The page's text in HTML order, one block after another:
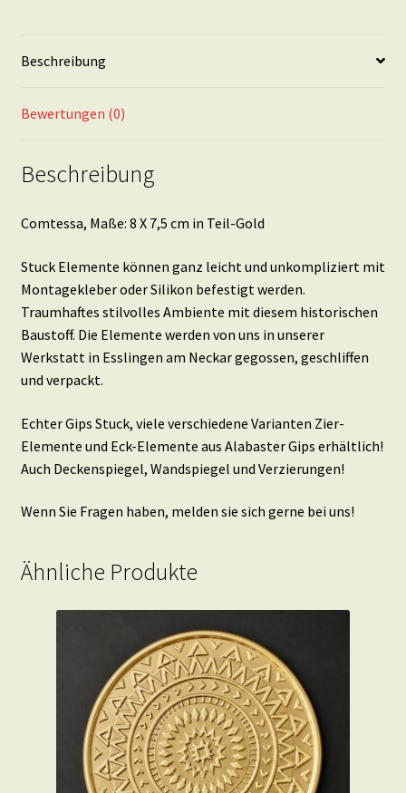
Menge
Beschreibung
Bewertungen (0)
Beschreibung
Comtessa, Maße: 8 X 7,5 cm in Teil-Gold
Stuck Elemente können ganz leicht und unkompliziert mit
Montagekleber oder Silikon befestigt werden.
Traumhaftes stilvolles Ambiente mit diesem historischen
Baustoff. Die Elemente werden von uns in unserer
Werkstatt in Esslingen am Neckar gegossen, geschliffen
und verpackt.
Echter Gips Stuck, viele verschiedene Varianten Zier-
Elemente und Eck-Elemente aus Alabaster Gips erhältlich!
Auch Deckenspiegel, Wandspiegel und Verzierungen!
Wenn Sie Fragen haben, melden sie sich gerne bei uns!
Ähnliche Produkte